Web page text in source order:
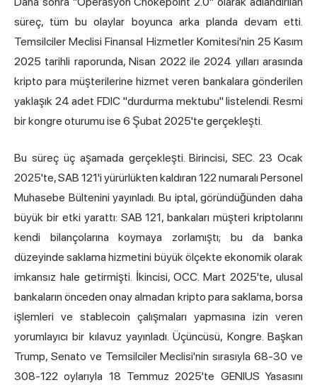
süreç, tüm bu olaylar boyunca arka planda devam etti.
Temsilciler Meclisi Finansal Hizmetler Komitesi'nin 25 Kasım
2025 tarihli raporunda, Nisan 2022 ile 2024 yılları arasında
kripto para müşterilerine hizmet veren bankalara gönderilen
yaklaşık 24 adet FDIC "durdurma mektubu" listelendi. Resmi
bir kongre oturumu ise 6 Şubat 2025'te gerçekleşti.
Bu süreç üç aşamada gerçekleşti. Birincisi, SEC. 23 Ocak
2025'te, SAB 121'i yürürlükten kaldıran 122 numaralı Personel
Muhasebe Bültenini yayınladı. Bu iptal, göründüğünden daha
büyük bir etki yarattı: SAB 121, bankaları müşteri kriptolarını
kendi bilançolarına koymaya zorlamıştı; bu da banka
düzeyinde saklama hizmetini büyük ölçekte ekonomik olarak
imkansız hale getirmişti. İkincisi, OCC. Mart 2025'te, ulusal
bankaların önceden onay almadan kripto para saklama, borsa
işlemleri ve stablecoin çalışmaları yapmasına izin veren
yorumlayıcı bir kılavuz yayınladı. Üçüncüsü, Kongre. Başkan
Trump, Senato ve Temsilciler Meclisi'nin sırasıyla 68-30 ve
308-122 oylarıyla 18 Temmuz 2025'te GENIUS Yasasını